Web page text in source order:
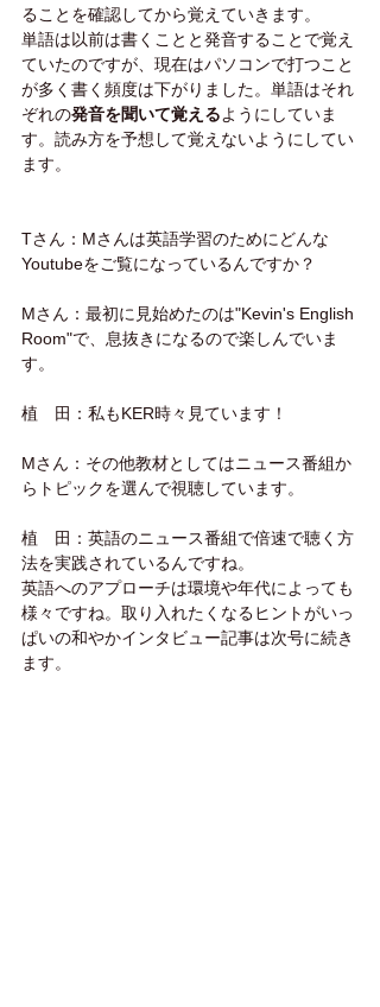
ることを確認してから覚えていきます。
単語は以前は書くことと発音することで覚え
ていたのですが、現在はパソコンで打つこと
が多く書く頻度は下がりました。単語はそれ
ぞれの発音を聞いて覚えるようにしていま
す。読み方を予想して覚えないようにしてい
ます。
Tさん：Mさんは英語学習のためにどんな
Youtubeをご覧になっているんですか？
Mさん：最初に見始めたのは"Kevin's English
Room"で、息抜きになるので楽しんでいま
す。
植　田：私もKER時々見ています！
Mさん：その他教材としてはニュース番組か
らトピックを選んで視聴しています。
植　田：英語のニュース番組で倍速で聴く方
法を実践されているんですね。
英語へのアプローチは環境や年代によっても
様々ですね。取り入れたくなるヒントがいっ
ぱいの和やかインタビュー記事は次号に続き
ます。